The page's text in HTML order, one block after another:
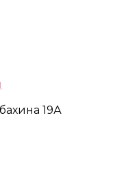
19А